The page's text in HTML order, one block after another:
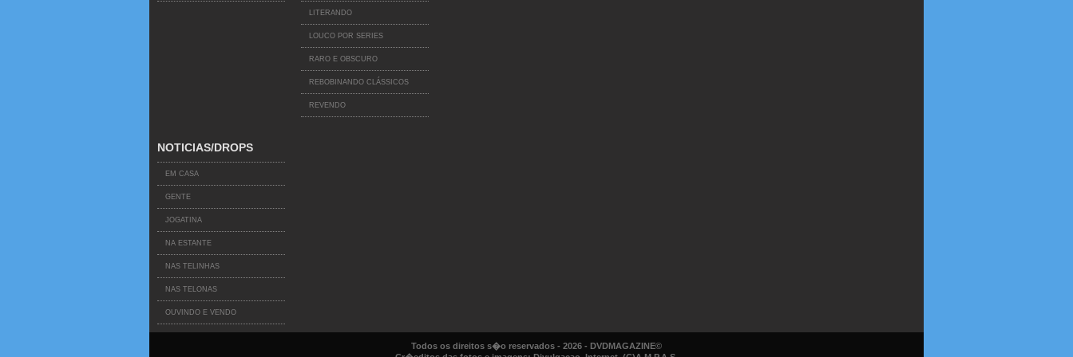
LITERANDO
LOUCO POR SERIES
RARO E OBSCURO
REBOBINANDO CLÁSSICOS
REVENDO
NOTICIAS/DROPS
EM CASA
GENTE
JOGATINA
NA ESTANTE
NAS TELINHAS
NAS TELONAS
OUVINDO E VENDO
Todos os direitos s�o reservados - 2026 - DVDMAGAZINE©